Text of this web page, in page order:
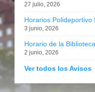
27 julio, 2026
Horarios Polideportivo
3 junio, 2026
Horario de la
2 junio, 2026
Ver todos los Avisos